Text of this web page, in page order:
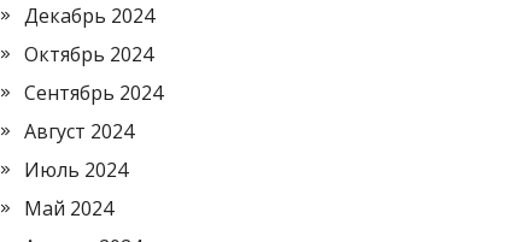
Декабрь 2024
Октябрь 2024
Сентябрь 2024
Август 2024
Июль 2024
Май 2024